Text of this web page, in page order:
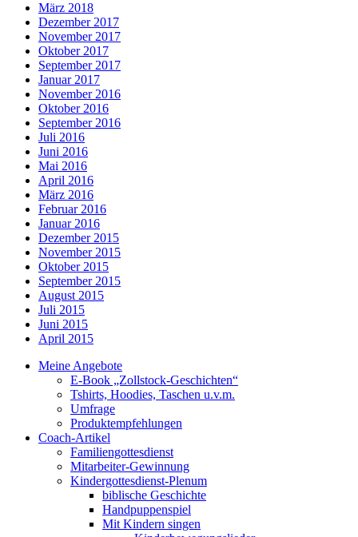
März 2018
Dezember 2017
November 2017
Oktober 2017
September 2017
Januar 2017
November 2016
Oktober 2016
September 2016
Juli 2016
Juni 2016
Mai 2016
April 2016
März 2016
Februar 2016
Januar 2016
Dezember 2015
November 2015
Oktober 2015
September 2015
August 2015
Juli 2015
Juni 2015
April 2015
Meine Angebote
E-Book „Zollstock-Geschichten“
Tshirts, Hoodies, Taschen u.v.m.
Umfrage
Produktempfehlungen
Coach-Artikel
Familiengottesdienst
Mitarbeiter-Gewinnung
Kindergottesdienst-Plenum
biblische Geschichte
Handpuppenspiel
Mit Kindern singen